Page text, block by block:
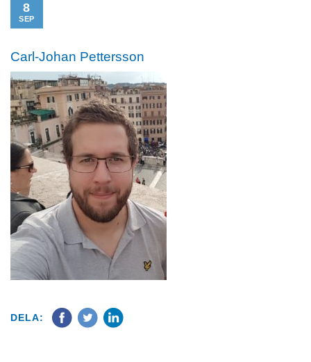
8
SEP
Carl-Johan Pettersson
DELA: